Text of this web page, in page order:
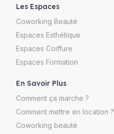
Les Espaces
Coworking Beauté
Espaces Esthétique
Espaces Coiffure
Espaces Formation
En Savoir Plus
Comment ça marche ?
Comment mettre en location ?
Coworking beauté